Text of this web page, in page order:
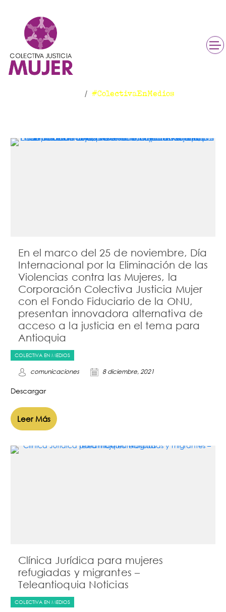
#ColectivaEnMedios
#ColectivaEnMedios
En el marco del 25 de noviembre, Día
Internacional por la Eliminación de las
Violencias contra las Mujeres, la
Corporación Colectiva Justicia Mujer
con el Fondo Fiduciario de la ONU,
presentan innovadora alternativa de
acceso a la justicia en el tema para
Antioquia
COLECTIVA EN MEDIOS
comunicaciones 8 diciembre, 2021
Descargar
Leer Más
Clínica Jurídica para mujeres
refugiadas y migrantes –
Teleantioquia Noticias
COLECTIVA EN MEDIOS